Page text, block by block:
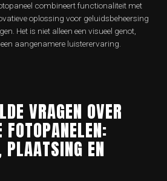
combineert functionaliteit met
oplossing voor geluidsbeheersing
Het is niet alleen een visueel genot,
aangenamere luisterervaring.
VRAGEN OVER
EN